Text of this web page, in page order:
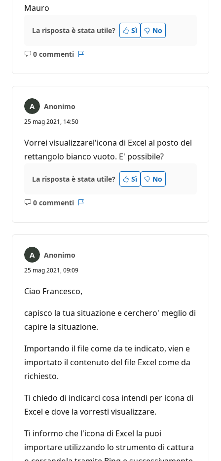
Mauro
La risposta è stata utile? Sì No
0 commenti
Nessun
Anonimo
25 mag 2021, 14:50
Vorrei visualizzarel'icona di Excel al posto del
rettangolo bianco vuoto. E' possibile?
La risposta è stata utile? Sì No
0 commenti
Nessun
Anonimo
25 mag 2021, 09:09
Ciao Francesco,
capisco la tua situazione e cerchero' meglio di
capire la situazione.
Importando il file come da te indicato, vien e
importato il contenuto del file Excel come da
richiesto.
Ti chiedo di indicarci cosa intendi per icona di
Excel e dove la vorresti visualizzare.
Ti informo che l'icona di Excel la puoi
importare utilizzando lo strumento di cattura